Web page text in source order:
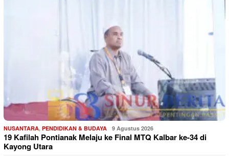
NUSANTARA, PENDIDIKAN & BUDAYA 9 Agustus 2026
19 Kafilah Pontianak Melaju ke Final MTQ Kalbar ke-34 di
Kayong Utara